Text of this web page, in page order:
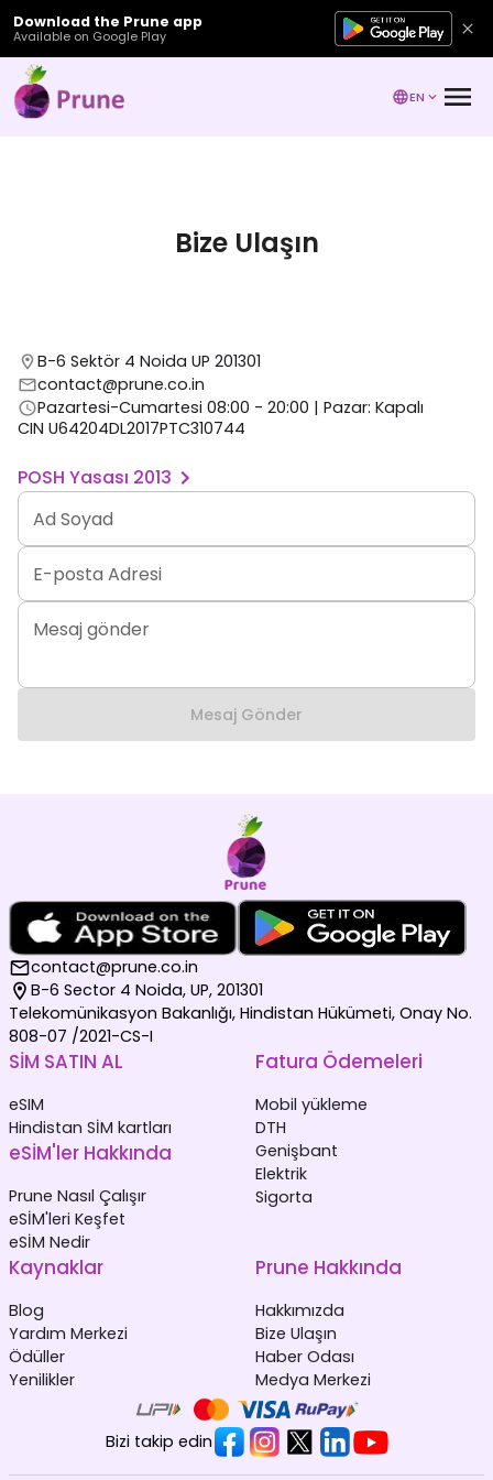
Download the Prune app
Available on Google Play
EN
Bize Ulaşın
B-6 Sektör 4 Noida UP 201301
contact@prune.co.in
Pazartesi-Cumartesi 08:00 - 20:00 | Pazar: Kapalı
CIN U64204DL2017PTC310744
POSH Yasası 2013
Ad Soyad
E-posta Adresi
Mesaj gönder
Mesaj Gönder
contact@prune.co.in
B-6 Sector 4 Noida, UP, 201301
Telekomünikasyon Bakanlığı, Hindistan Hükümeti, Onay No.
808-07 /2021-CS-I
SİM SATIN AL
eSIM
Hindistan SİM kartları
eSİM'ler Hakkında
Prune Nasıl Çalışır
eSİM'leri Keşfet
eSİM Nedir
Fatura Ödemeleri
Mobil yükleme
DTH
Genişbant
Elektrik
Sigorta
Kaynaklar
Blog
Yardım Merkezi
Ödüller
Yenilikler
Prune Hakkında
Hakkımızda
Bize Ulaşın
Haber Odası
Medya Merkezi
Bizi takip edin